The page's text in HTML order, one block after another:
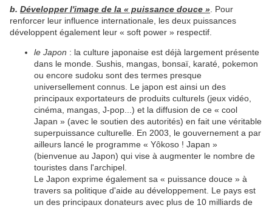
b. Développer l'image de la « puissance douce ». Pour
renforcer leur influence internationale, les deux puissances
développent également leur « soft power » respectif.
le Japon : la culture japonaise est déjà largement présente
dans le monde. Sushis, mangas, bonsaï, karaté, pokemon
ou encore sudoku sont des termes presque
universellement connus. Le japon est ainsi un des
principaux exportateurs de produits culturels (jeux vidéo,
cinéma, mangas, J-pop...) et la diffusion de ce « cool
Japan » (avec le soutien des autorités) en fait une véritable
superpuissance culturelle. En 2003, le gouvernement a par
ailleurs lancé le programme « Yôkoso ! Japan »
(bienvenue au Japon) qui vise à augmenter le nombre de
touristes dans l'archipel.
Le Japon exprime également sa « puissance douce » à
travers sa politique d'aide au développement. Le pays est
un des principaux donateurs avec plus de 10 milliards de